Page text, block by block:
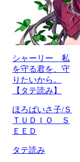
シャーリー 私
を守る君を、守
りたいから。
【タテ読み】
ほろばいさ子/Ｓ
ＴＵＤＩＯ Ｓ
ＥＥＤ
タテ読み